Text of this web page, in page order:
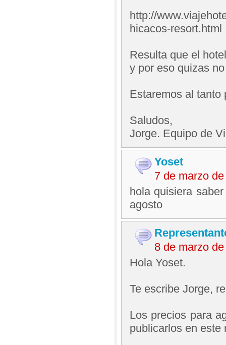
http://
hicacos-resort.html
Resulta que el
y por eso quizas
Estaremos al tanto
Saludos,
Jorge. Equipo de
Yoset
7 de marzo
hola quisiera
agosto
8 de marzo
Hola Yoset.
Te escribe Jorge,
Los precios para
publicarlos en este